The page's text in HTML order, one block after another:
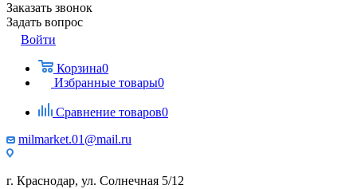
Заказать звонок
Задать вопрос
Войти
Корзина0
Избранные товары0
Сравнение товаров0
milmarket.01@mail.ru
г. Краснодар, ул. Солнечная 5/12